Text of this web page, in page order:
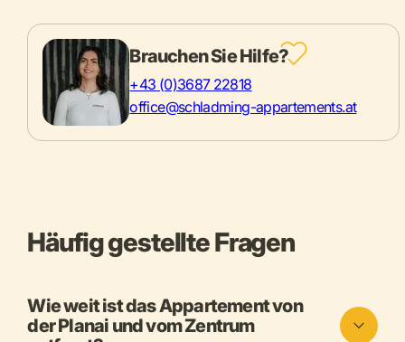
Brauchen Sie Hilfe?
+43 (0)3687 22818
office@schladming-appartements.at
Häufig gestellte Fragen
Wie weit ist das Appartement von
der Planai und vom Zentrum